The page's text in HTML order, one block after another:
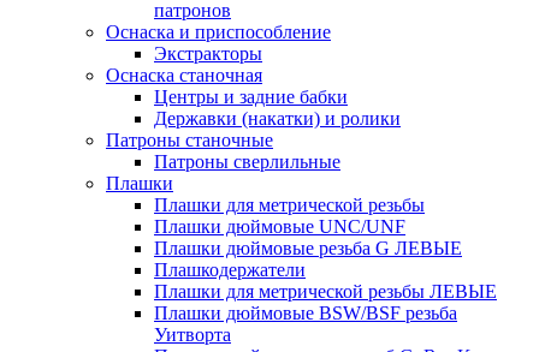
патронов
Оснаска и приспособление
Экстракторы
Оснаска станочная
Центры и задние бабки
Державки (накатки) и ролики
Патроны станочные
Патроны сверлильные
Плашки
Плашки для метрической резьбы
Плашки дюймовые UNC/UNF
Плашки дюймовые резьба G ЛЕВЫЕ
Плашкодержатели
Плашки для метрической резьбы ЛЕВЫЕ
Плашки дюймовые BSW/BSF резьба
Уитворта